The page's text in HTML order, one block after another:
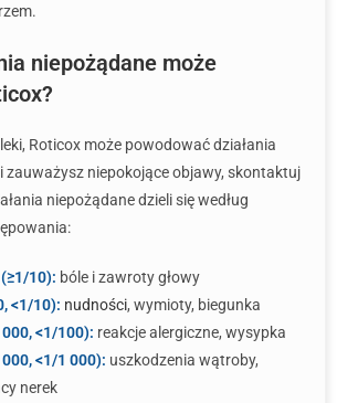
niepożądane może
Roticox może powodować działania
zauważysz niepokojące objawy, skontaktuj
niepożądane dzieli się według
10): bóle i zawroty głowy
<1/10): nudności, wymioty, biegunka
<1/100): reakcje alergiczne, wysypka
<1/1 000): uszkodzenia wątroby,
nerek